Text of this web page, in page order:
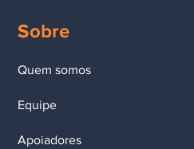
Sobre
Quem somos
Equipe
Apoiadores